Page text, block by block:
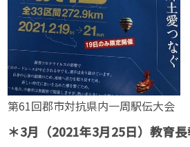
第61回郡市対抗県内一周駅伝大会
＊3月（2021年3月25日）教育